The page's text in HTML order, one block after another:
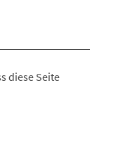
diese Seite